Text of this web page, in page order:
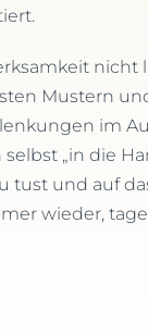
nicht
Mustern
im
„in die
tust und auf
wieder,